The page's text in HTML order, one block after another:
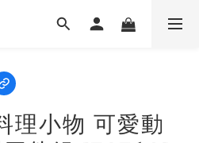
小物 可愛動